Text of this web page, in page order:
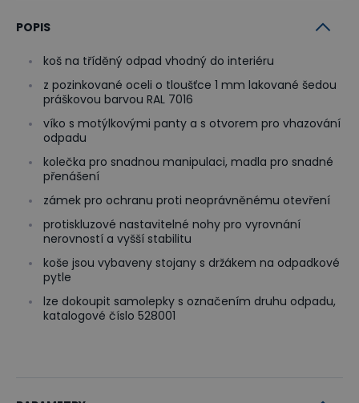
POPIS
koš na tříděný odpad vhodný do interiéru
z pozinkované oceli o tloušťce 1 mm lakované šedou
práškovou barvou RAL 7016
víko s motýlkovými panty a s otvorem pro vhazování
odpadu
kolečka pro snadnou manipulaci, madla pro snadné
přenášení
zámek pro ochranu proti neoprávněnému otevření
protiskluzové nastavitelné nohy pro vyrovnání
nerovností a vyšší stabilitu
koše jsou vybaveny stojany s držákem na odpadkové
pytle
lze dokoupit samolepky s označením druhu odpadu,
katalogové číslo 528001